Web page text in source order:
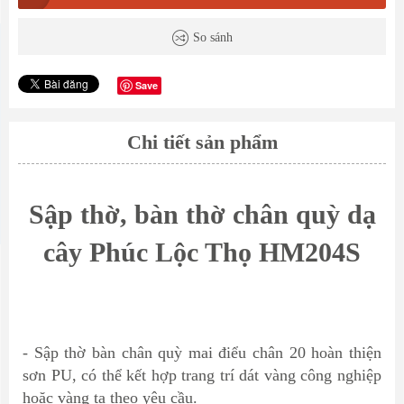
So sánh
Save
Chi tiết sản phẩm
Sập thờ, bàn thờ chân quỳdạ
cây Phúc Lộc Thọ HM204S
- Sập thờ bàn chân quỳ mai điểu chân 20 hoàn thiện
sơn PU, có thể kết hợp trang trí dát vàng công nghiệp
hoặc vàng ta theo yêu cầu.